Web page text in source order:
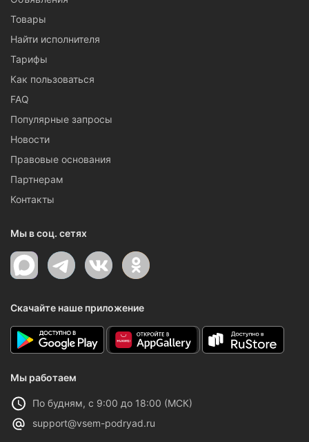
Товары
Найти исполнителя
Тарифы
Как пользоваться
FAQ
Популярные запросы
Новости
Правовые основания
Партнерам
Контакты
Мы в соц. сетях
Скачайте наше приложение
Мы работаем
По будням, с 9:00 до 18:00 (МСК)
support@vsem-podryad.ru